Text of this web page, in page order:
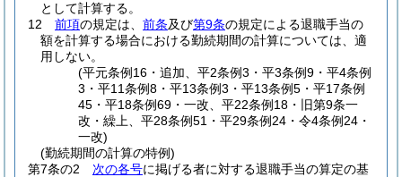
として計算する。
12
前項の規定は、 前条及び第9条の規定による退職手当の
額を計算する場合における勤続期間の計算については、適
用しない。
(平元条例16・追加、平2条例3・平3条例9・平4条例
3・平11条例8・平13条例3・平13条例5・平17条例
45・平18条例69・一改、平22条例18・旧第9条一
改・繰上、平28条例51・平29条例24・令4条例24・
一改)
(勤続期間の計算の特例)
第7条の2
次の各号に掲げる者に対する退職手当の算定の基